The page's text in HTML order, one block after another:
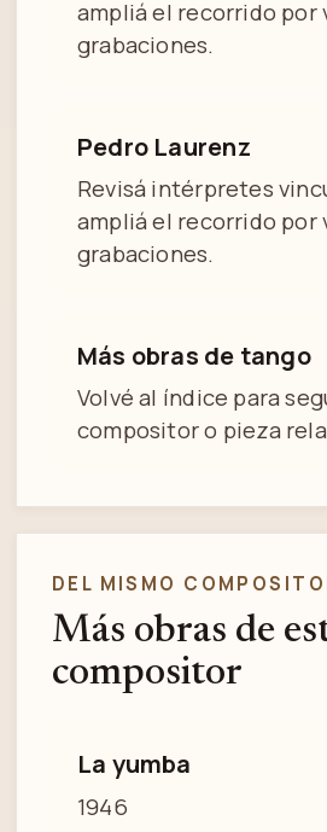
ampliá el recorrido por
grabaciones.
Pedro Laurenz
Revisá intérpretes
ampliá el recorrido por
grabaciones.
Más obras de tango
Volvé al índice para
compositor o pieza
DEL MISMO
Más obras de
compositor
La yumba
1946